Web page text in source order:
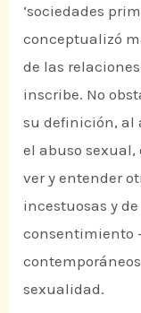
‘sociedades
conceptualizó
de las
inscribe. No
su definición, al
el abuso
ver y entender
incestuosas y
consentimiento
sexualidad.